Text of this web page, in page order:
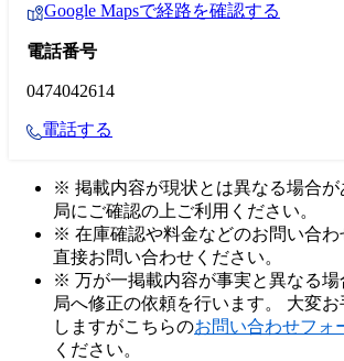
Google Mapsで経路を確認する
電話番号
0474042614
電話する
※ 掲載内容が現状とは異なる場合
局にご確認の上ご利用ください。
※ 在庫確認や料金などのお問い合
直接お問い合わせください。
※ 万が一掲載内容が事実と異なる
局へ修正の依頼を行います。 大変
しますがこちらのお問い合わせフォ
ください。